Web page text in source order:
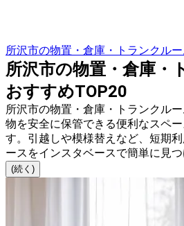
所沢市の物置・倉庫・トランクル
所沢市の物置・倉庫・
おすすめTOP20
所沢市の物置・倉庫・トランクル
物を安全に保管できる便利なスペ
す。引越しや模様替えなど、短期
ースをインスタベースで簡単に見つ
(続く)